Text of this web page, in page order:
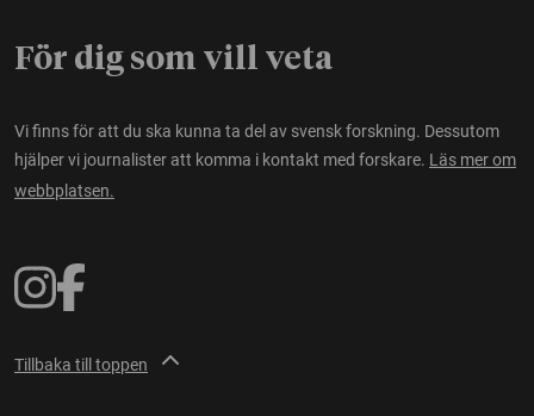
För dig som vill veta
Vi finns för att du ska kunna ta del av svensk forskning. Dessutom
hjälper vi journalister att komma i kontakt med forskare. Läs mer om
webbplatsen.
Tillbaka till toppen